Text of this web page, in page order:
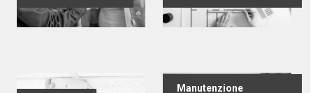
Manutenzione